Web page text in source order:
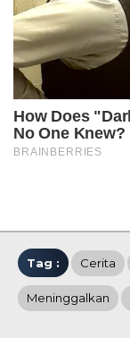
Tag : Cerita
Meninggalkan